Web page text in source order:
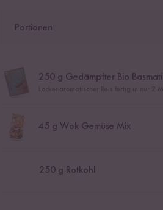
Portionen
250g Gedämpfter Bio Basmati
45 g Wok Gemüse Mix
250g Rotkohl